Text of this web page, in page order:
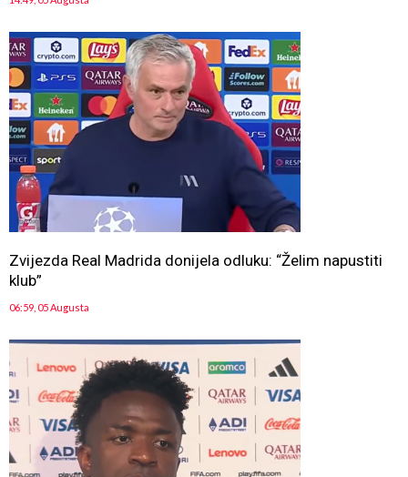
Zvijezda Real Madrida donijela odluku: “Želim napustiti
klub”
06:59, 05 Augusta